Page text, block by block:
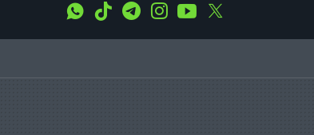
WhatsApp
Tiktok TelegramInstagramYoutube